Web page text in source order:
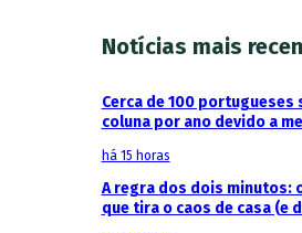
Notícias mais
Cerca de 100 portugueses
coluna por ano devido a
há 15 horas
A regra dos dois minutos:
que tira o caos de casa (e